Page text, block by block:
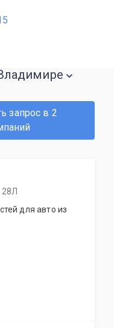
запрос в 2
для авто из